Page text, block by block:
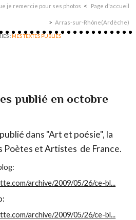
je remercie pour ses photos Page d'accueil
Arras-sur-Rhône(Ardèche)
: MES TEXTES PUBLIÉS
publié en octobre
dans "Art et poésie", la
Poètes et Artistes de France.
archive/2009/05/26/ce-bl...
archive/2009/05/26/ce-bl...